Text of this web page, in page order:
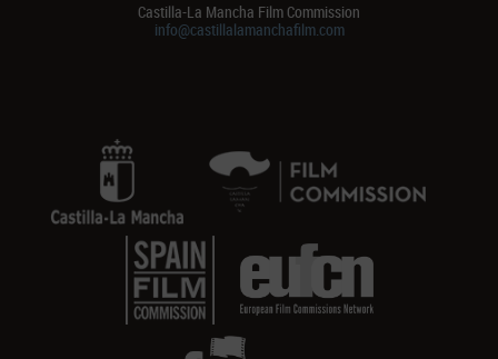
Castilla-La Mancha Film Commission
info@castillalamanchafilm.com